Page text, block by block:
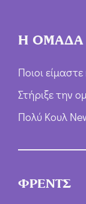
Η ΟΜΑΔΑ
Ποιοι
Στήριξε την
Πολύ Κουλ
ΦΡΕΝΤΣ